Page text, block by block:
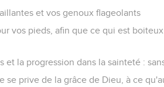
et vos genoux flageolants
vos pieds, afin que ce qui est
et la progression dans la sainteté :
se prive de la grâce de Dieu, à ce